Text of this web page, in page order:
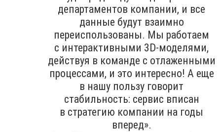
департаментов компании, и все
данные будут взаимно
переиспользованы. Мы работаем
с интерактивными 3D-моделями,
действуя в команде с отлаженными
процессами, и это интересно! А еще
в нашу пользу говорит
стабильность: сервис вписан
в стратегию компании на годы
вперед».